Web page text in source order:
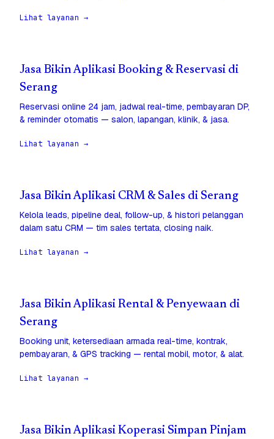
Lihat layanan →
Jasa Bikin Aplikasi Booking & Reservasi di
Serang
Reservasi online 24 jam, jadwal real-time, pembayaran DP,
& reminder otomatis — salon, lapangan, klinik, & jasa.
Lihat layanan →
Jasa Bikin Aplikasi CRM & Sales di Serang
Kelola leads, pipeline deal, follow-up, & histori pelanggan
dalam satu CRM — tim sales tertata, closing naik.
Lihat layanan →
Jasa Bikin Aplikasi Rental & Penyewaan di
Serang
Booking unit, ketersediaan armada real-time, kontrak,
pembayaran, & GPS tracking — rental mobil, motor, & alat.
Lihat layanan →
Jasa Bikin Aplikasi Koperasi Simpan Pinjam